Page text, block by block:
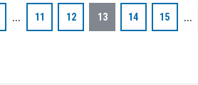
… 11 12 13 14 15 …